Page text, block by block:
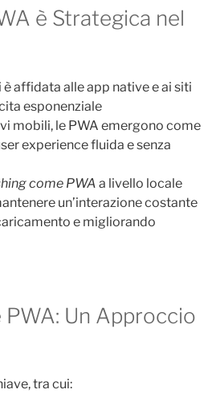
è Strategica nel
affidata alle app native e ai siti
esponenziale
mobili, le PWA emergono come
experience fluida e senza
come PWA a livello locale
un’interazione costante
e migliorando
Un Approccio
tra cui: